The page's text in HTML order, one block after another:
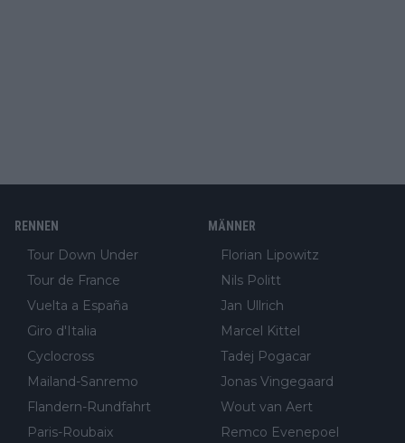
RENNEN
Tour Down Under
Tour de France
Vuelta a España
Giro d'Italia
Cyclocross
Mailand-Sanremo
Flandern-Rundfahrt
Paris-Roubaix
MÄNNER
Florian Lipowitz
Nils Politt
Jan Ullrich
Marcel Kittel
Tadej Pogacar
Jonas Vingegaard
Wout van Aert
Remco Evenepoel